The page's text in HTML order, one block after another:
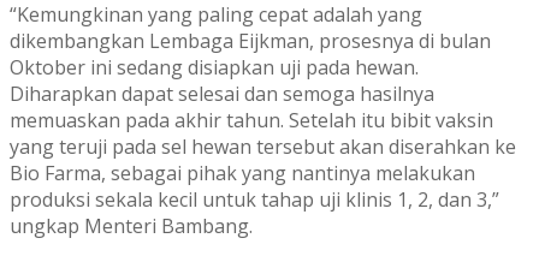
“Kemungkinan yang paling cepat adalah yang
dikembangkan Lembaga Eijkman, prosesnya di bulan
Oktober ini sedang disiapkan uji pada hewan.
Diharapkan dapat selesai dan semoga hasilnya
memuaskan pada akhir tahun. Setelah itu bibit vaksin
yang teruji pada sel hewan tersebut akan diserahkan ke
Bio Farma, sebagai pihak yang nantinya melakukan
produksi sekala kecil untuk tahap uji klinis 1, 2, dan 3,”
ungkap Menteri Bambang.